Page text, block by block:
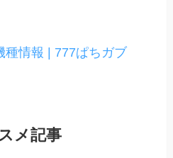
種情報 | 777ぱちガブ
メ記事